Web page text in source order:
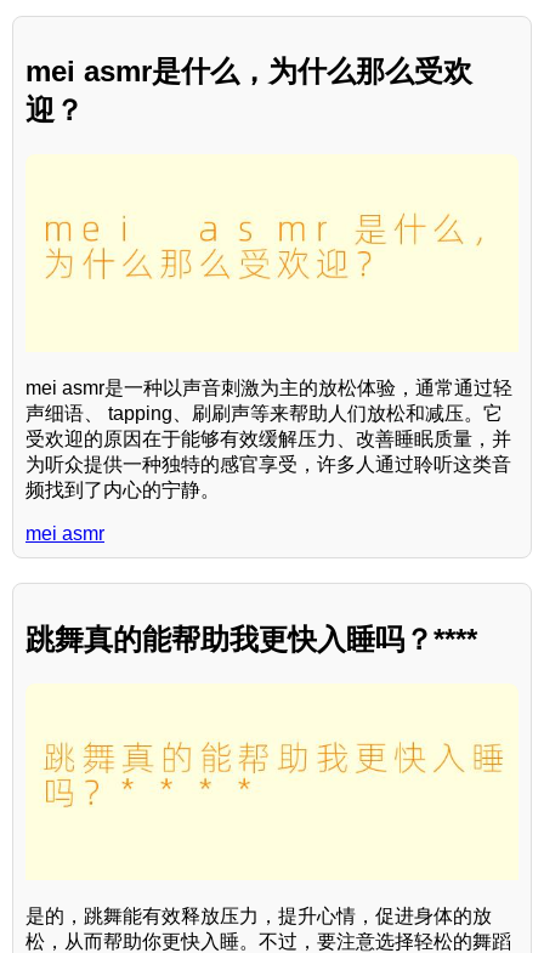
mei asmr是什么，为什么那么受欢
迎？
mei asmr是一种以声音刺激为主的放松体验，通常通过轻
声细语、 tapping、刷刷声等来帮助人们放松和减压。它
受欢迎的原因在于能够有效缓解压力、改善睡眠质量，并
为听众提供一种独特的感官享受，许多人通过聆听这类音
频找到了内心的宁静。
mei asmr
跳舞真的能帮助我更快入睡吗？****
是的，跳舞能有效释放压力，提升心情，促进身体的放
松，从而帮助你更快入睡。不过，要注意选择轻松的舞蹈